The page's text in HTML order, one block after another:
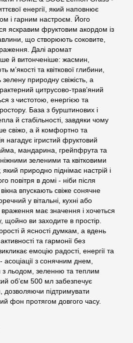
енергії, який наповнює
і гарним настроєм. Його
яскравим фруктовим акордом із
що створюють соковите,
Далі аромат
й витонченіше: жасмин,
м’якості та квіткової глибини,
природну свіжість, а
цитрусово-трав’яний
з чистотою, енергією та
База з бурштинових і
й стабільності, завдяки чому
свіжо, а й комфортно та
нагадує ігристий фруктовий
мандарина, грейпфрута та
зеленими та квітковими
природно піднімає настрій і
повітря в домі - ніби після
впускають свіже сонячне
у вітальні, кухні або
має значення і хочеться
щойно ви заходите в простір.
й ясності думкам, а вдень
та гармонії без
емоцію радості, енергії та
асоціації з сонячним днем,
льодом, зеленню та теплим
об’єм 500 мл забезпечує
дозволяючи підтримувати
фон протягом довгого часу.